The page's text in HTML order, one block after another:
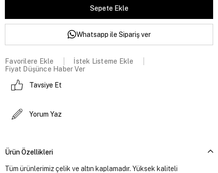
Whatsapp ile Sipariş ver
Favorilere Ekle
İstek Listeme Ekle
Fiyat Düşünce Haber Ver
Tavsiye Et
Yorum Yaz
Ürün Özellikleri
Tüm ürünlerimiz çelik ve altın kaplamadır. Yüksek kaliteli